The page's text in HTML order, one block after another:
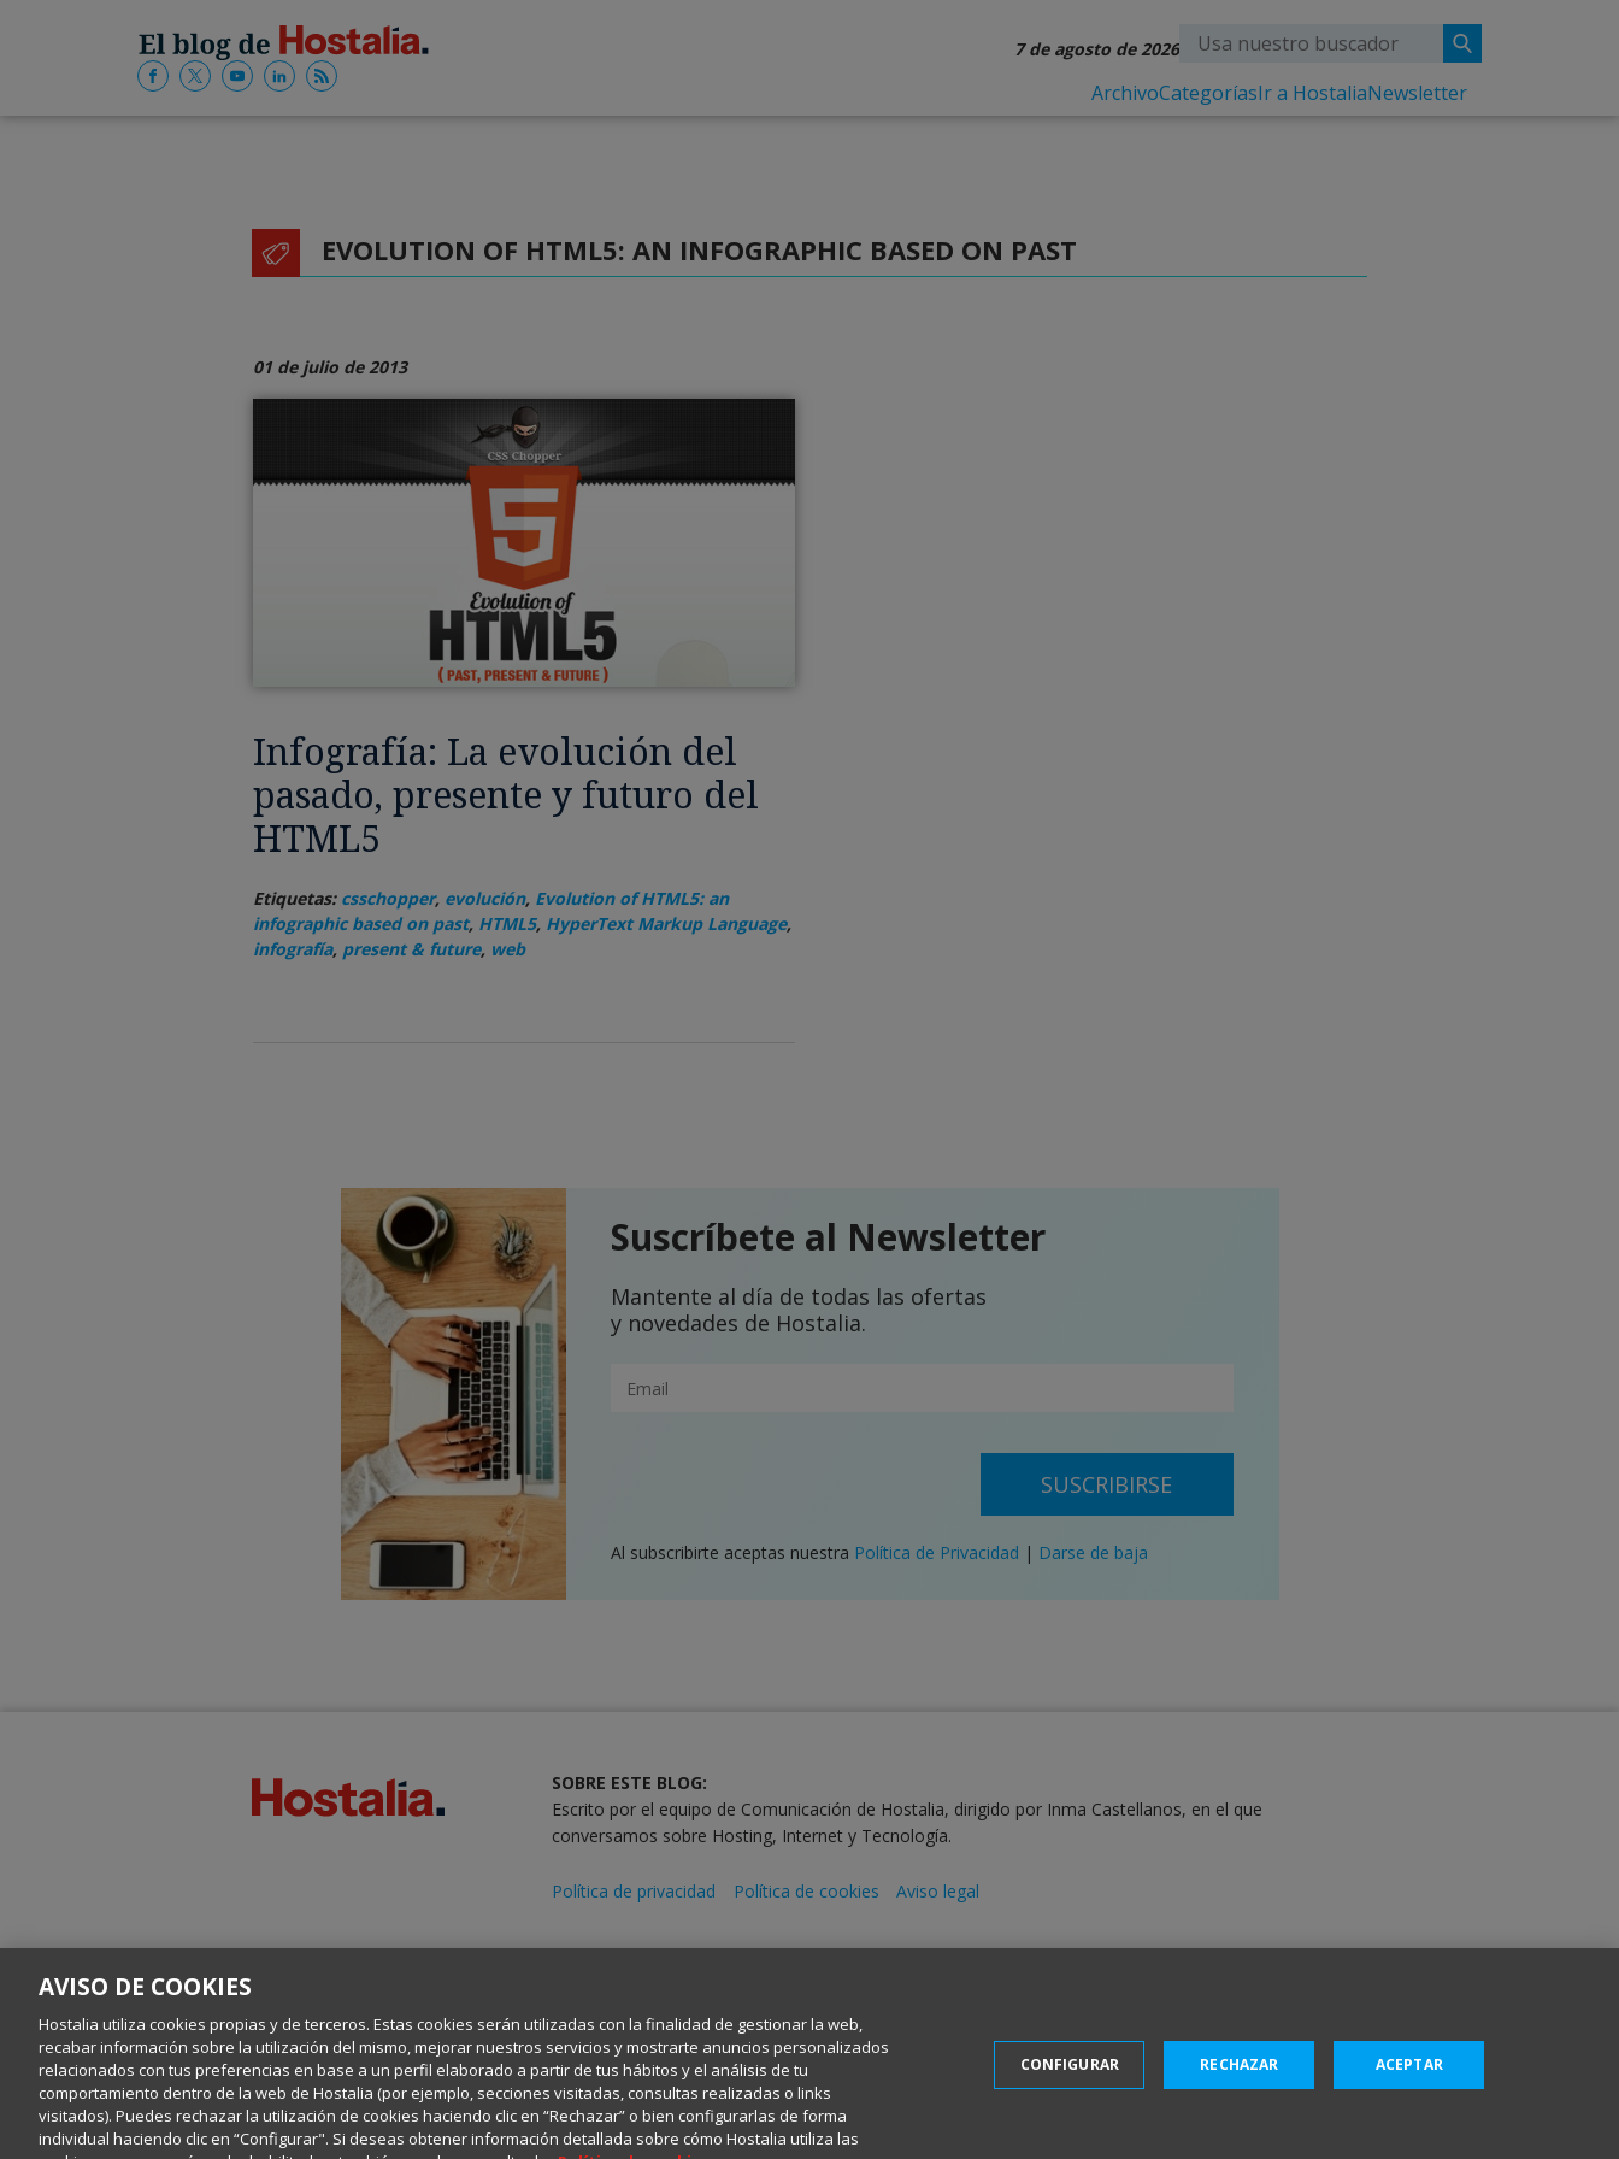
7 de agosto de 2026
ArchivoCategoríasIr a HostaliaNewsletter
EVOLUTION OF HTML5: AN INFOGRAPHIC BASED ON PAST
01 de julio de 2013
Infografía: La evolución del
pasado, presente y futuro del
HTML5
Etiquetas: csschopper, evolución, Evolution of HTML5: an
infographic based on past, HTML5, HyperText Markup Language,
infografía, present & future, web
Suscríbete al Newsletter
Mantente al día de todas las ofertas
y novedades de Hostalia.
SUSCRIBIRSE
Al subscribirte aceptas nuestra Política de Privacidad | Darse de baja
SOBRE ESTE BLOG:
Escrito por el equipo de Comunicación de Hostalia, dirigido por Inma Castellanos, en el que
conversamos sobre Hosting, Internet y Tecnología.
Política de privacidad Política de cookies Aviso legal
Todos los Derechos Reservados
AVISO DE COOKIES
Hostalia utiliza cookies propias y de terceros. Estas cookies serán utilizadas con la finalidad de gestionar la web,
recabar información sobre la utilización del mismo, mejorar nuestros servicios y mostrarte anuncios personalizados
relacionados con tus preferencias en base a un perfil elaborado a partir de tus hábitos y el análisis de tu
comportamiento dentro de la web de Hostalia (por ejemplo, secciones visitadas, consultas realizadas o links
visitados). Puedes rechazar la utilización de cookies haciendo clic en “Rechazar” o bien configurarlas de forma
individual haciendo clic en “Configurar". Si deseas obtener información detallada sobre cómo Hostalia utiliza las
CONFIGURAR RECHAZAR ACEPTAR